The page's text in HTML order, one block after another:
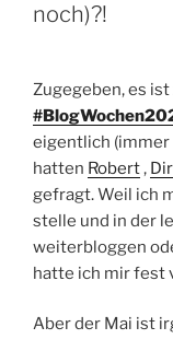
noch)?!
Zugegeben, es
eigentlich (immer
hatten Robert,
gefragt. Weil ich
stelle und in der
weiterbloggen
hatte ich mir fest
Aber der Mai ist